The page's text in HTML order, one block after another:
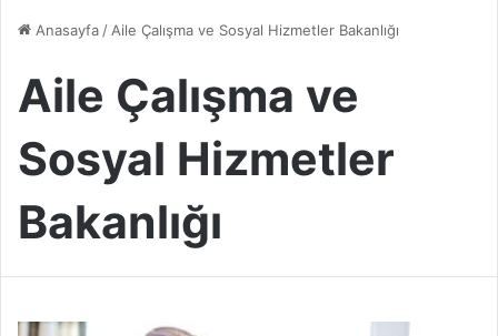
Anasayfa/Aile Çalışma ve Sosyal Hizmetler Bakanlığı
Aile Çalışma ve
Sosyal Hizmetler
Bakanlığı